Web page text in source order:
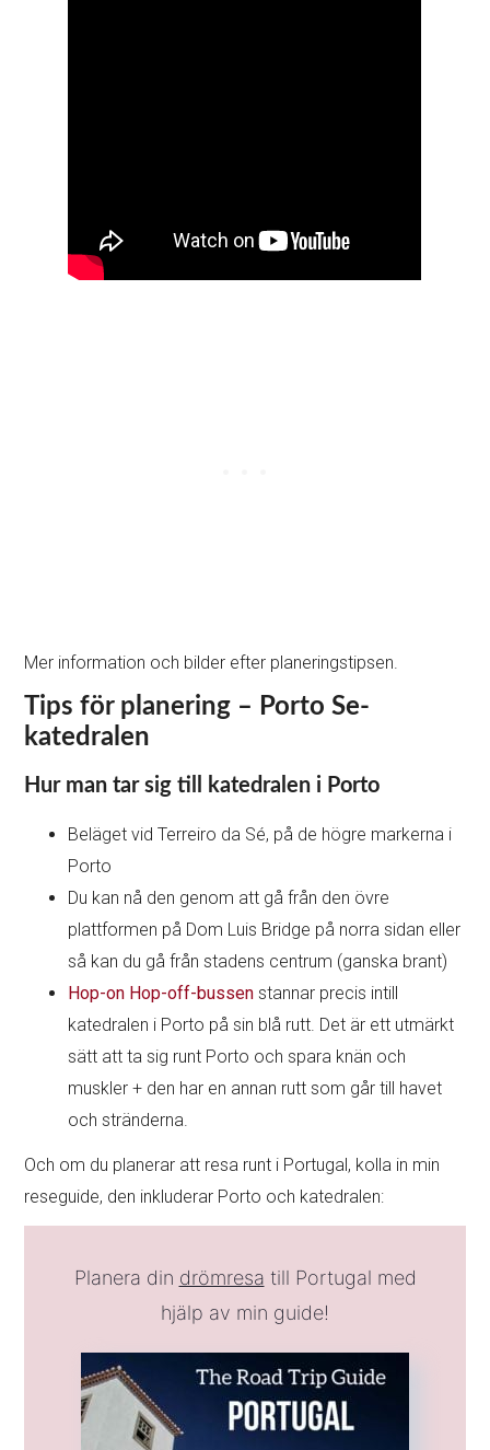
Mer information och bilder efter planeringstipsen.
Tips för planering – Porto Se-
katedralen
Hur man tar sig till katedralen i Porto
Beläget vid Terreiro da Sé, på de högre markerna i
Porto
Du kan nå den genom att gå från den övre
plattformen på Dom Luis Bridge på norra sidan eller
så kan du gå från stadens centrum (ganska brant)
Hop-on Hop-off-bussen stannar precis intill
katedralen i Porto på sin blå rutt. Det är ett utmärkt
sätt att ta sig runt Porto och spara knän och
muskler + den har en annan rutt som går till havet
och stränderna.
Och om du planerar att resa runt i Portugal, kolla in min
reseguide, den inkluderar Porto och katedralen:
Planera din drömresa till Portugal med
hjälp av min guide!